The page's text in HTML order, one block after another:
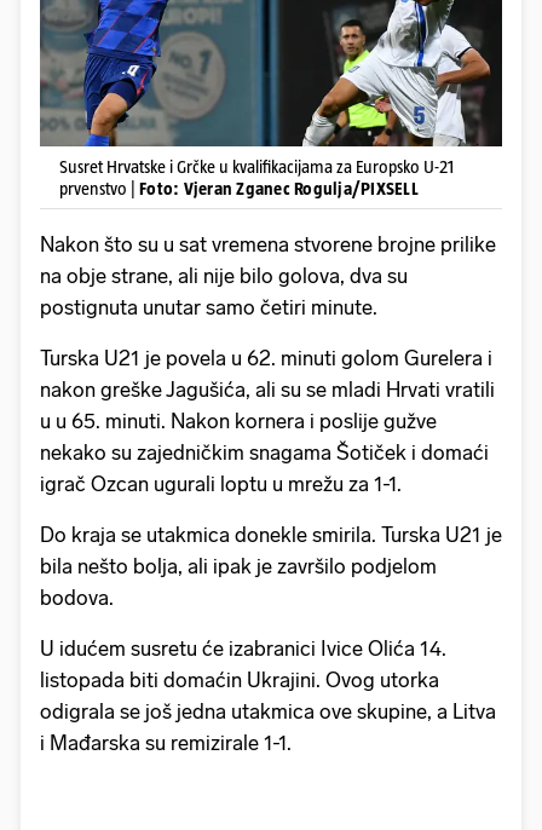
Susret Hrvatske i Grčke u kvalifikacijama za Europsko U-21
prvenstvo | Foto: Vjeran Zganec Rogulja/PIXSELL
Nakon što su u sat vremena stvorene brojne prilike
na obje strane, ali nije bilo golova, dva su
postignuta unutar samo četiri minute.
Turska U21 je povela u 62. minuti golom Gurelera i
nakon greške Jagušića, ali su se mladi Hrvati vratili
u u 65. minuti. Nakon kornera i poslije gužve
nekako su zajedničkim snagama Šotiček i domaći
igrač Ozcan ugurali loptu u mrežu za 1-1.
Do kraja se utakmica donekle smirila. Turska U21 je
bila nešto bolja, ali ipak je završilo podjelom
bodova.
U idućem susretu će izabranici Ivice Olića 14.
listopada biti domaćin Ukrajini. Ovog utorka
odigrala se još jedna utakmica ove skupine, a Litva
i Mađarska su remizirale 1-1.